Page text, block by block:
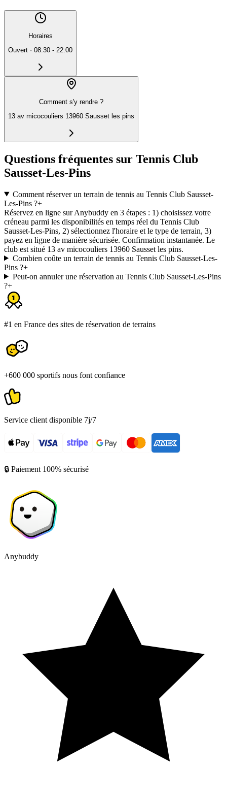
Horaires
Ouvert · 08:30 - 22:00
Comment s'y rendre ?
13 av micocouliers 13960 Sausset les pins
Questions fréquentes sur Tennis Club
Sausset-Les-Pins
Comment réserver un terrain de tennis au Tennis Club Sausset-
Les-Pins ?+
Réservez en ligne sur Anybuddy en 3 étapes : 1) choisissez votre
créneau parmi les disponibilités en temps réel du Tennis Club
Sausset-Les-Pins, 2) sélectionnez l'horaire et le type de terrain, 3)
payez en ligne de manière sécurisée. Confirmation instantanée. Le
club est situé 13 av micocouliers 13960 Sausset les pins.
Combien coûte un terrain de tennis au Tennis Club Sausset-Les-
Pins ?+
Peut-on annuler une réservation au Tennis Club Sausset-Les-Pins
?+
#1 en France des sites de réservation de terrains
+600 000 sportifs nous font confiance
Service client disponible 7j/7
🔒 Paiement 100% sécurisé
Anybuddy